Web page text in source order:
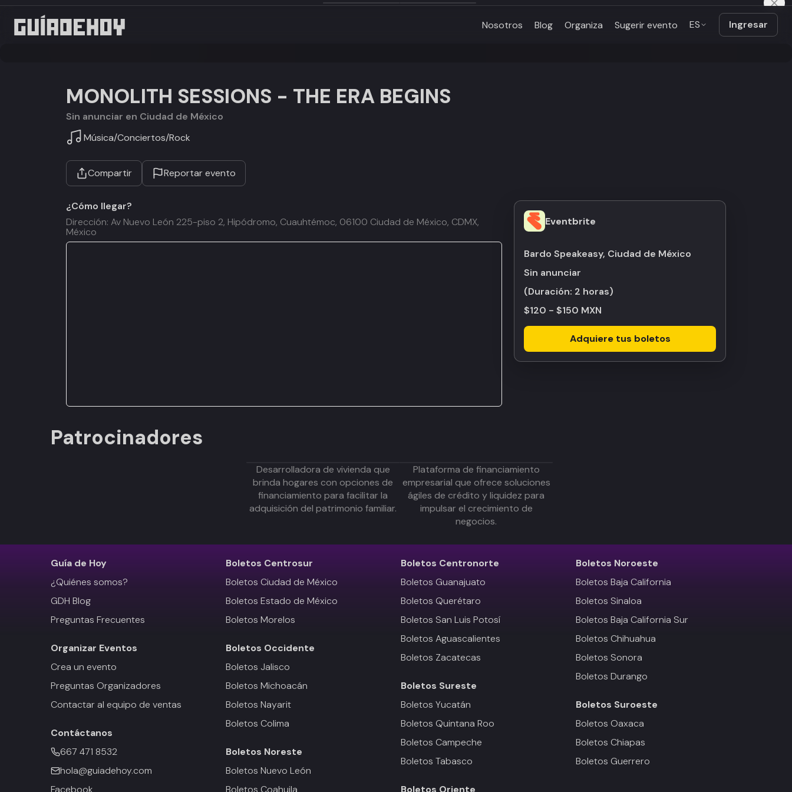
Nosotros Blog Organiza Sugerir evento ES Ingresar
MONOLITH SESSIONS - THE ERA BEGINS
Sin anunciar en Ciudad de México
Música/Conciertos/Rock
Compartir Reportar evento
Eventbrite
Bardo Speakeasy, Ciudad de México
Sin anunciar
(Duración: 2 horas)
$120 - $150 MXN
Adquiere tus boletos
¿Cómo llegar?
Dirección: Av Nuevo León 225-piso 2, Hipódromo, Cuauhtémoc, 06100 Ciudad de México, CDMX,
México
Patrocinadores
Desarrolladora de vivienda que
brinda hogares con opciones de
financiamiento para facilitar la
adquisición del patrimonio familiar.
Plataforma de financiamiento
empresarial que ofrece soluciones
ágiles de crédito y liquidez para
impulsar el crecimiento de
negocios.
Guía de Hoy
¿Quiénes somos?
GDH Blog
Preguntas Frecuentes
Organizar Eventos
Crea un evento
Preguntas Organizadores
Contactar al equipo de ventas
Contáctanos
667 471 8532
hola@guiadehoy.com
Facebook
Boletos Centrosur
Boletos Ciudad de México
Boletos Estado de México
Boletos Morelos
Boletos Occidente
Boletos Jalisco
Boletos Michoacán
Boletos Nayarit
Boletos Colima
Boletos Noreste
Boletos Nuevo León
Boletos Coahuila
Boletos Centronorte
Boletos Guanajuato
Boletos Querétaro
Boletos San Luis Potosí
Boletos Aguascalientes
Boletos Zacatecas
Boletos Sureste
Boletos Yucatán
Boletos Quintana Roo
Boletos Campeche
Boletos Tabasco
Boletos Oriente
Boletos Noroeste
Boletos Baja California
Boletos Sinaloa
Boletos Baja California Sur
Boletos Chihuahua
Boletos Sonora
Boletos Durango
Boletos Suroeste
Boletos Oaxaca
Boletos Chiapas
Boletos Guerrero